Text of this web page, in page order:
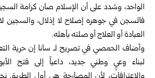
الواحد، وشدد على أن الإسلام صان كرامة
فالسجن في جوهره إصلاح لا إذلال، والسجين
العبادة أو العلاج أو صلته بأهله.
وأضاف الحمصي في تصريح لـ سانا إن حرية
لبناء وعيٍ وطني جديد، داعياً إلى فتح